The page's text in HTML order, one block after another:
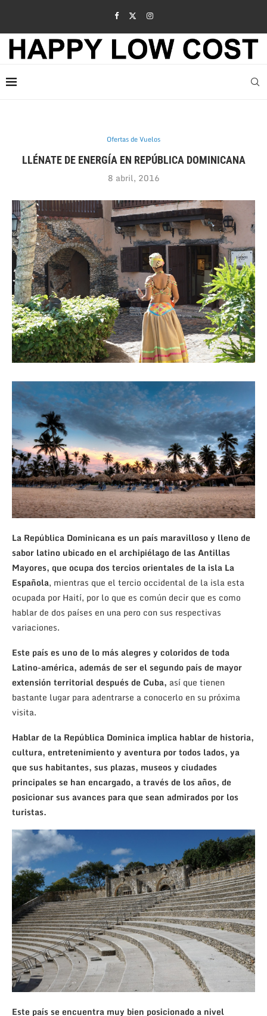
Ofertas de Vuelos
LLÉNATE DE ENERGÍA EN REPÚBLICA DOMINICANA
8 abril, 2016
La República Dominicana es un país maravilloso y lleno de
sabor latino ubicado en el archipiélago de las Antillas
Mayores, que ocupa dos tercios orientales de la isla La
Española, mientras que el tercio occidental de la isla esta
ocupada por Haití, por lo que es común decir que es como
hablar de dos países en una pero con sus respectivas
variaciones.
Este país es uno de lo más alegres y coloridos de toda
Latino-américa, además de ser el segundo país de mayor
extensión territorial después de Cuba, así que tienen
bastante lugar para adentrarse a conocerlo en su próxima
visita.
Hablar de la República Dominica implica hablar de historia,
cultura, entretenimiento y aventura por todos lados, ya
que sus habitantes, sus plazas, museos y ciudades
principales se han encargado, a través de los años, de
posicionar sus avances para que sean admirados por los
turistas.
Este país se encuentra muy bien posicionado a nivel